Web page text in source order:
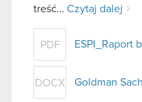
treść… Czytaj dalej
PDF ESPI_Raport
DOCX Goldman